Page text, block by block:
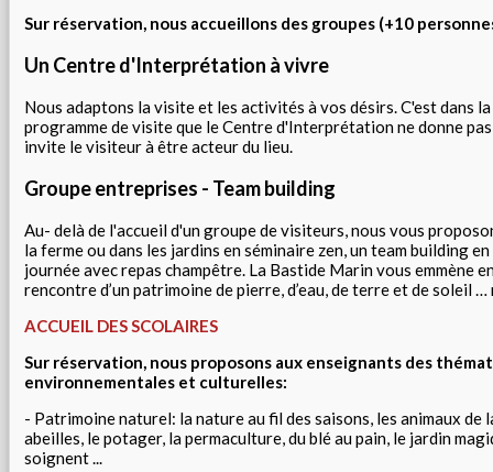
Sur réservation, nous accueillons des groupes (+10
Un Centre d'Interprétation à vivre
Nous adaptons la visite et les activités à vos désirs. C'est dans
programme de visite que le Centre d'Interprétation ne donne
invite le visiteur à être acteur du lieu.
Groupe entreprises - Team building
Au- delà de l'accueil d'un groupe de visiteurs, nous vous
la ferme ou dans les jardins en séminaire zen, un team building
journée avec repas champêtre. La Bastide Marin vous emmène
rencontre d’un patrimoine de pierre, d’eau, de terre et de soleil …
ACCUEIL DES SCOLAIRES
Sur réservation, nous proposons aux enseignants des
environnementales et culturelles:
- Patrimoine naturel: la nature au fil des saisons, les animaux de
abeilles, le potager, la permaculture, du blé au pain, le jardin
soignent ...